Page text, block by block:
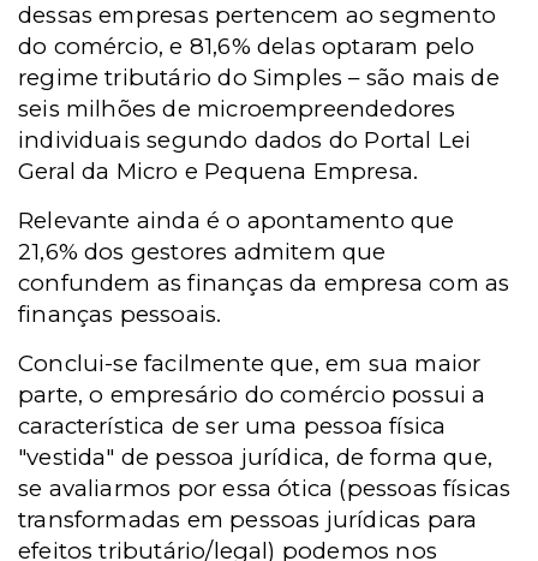
dessas empresas pertencem ao segmento
do comércio, e 81,6% delas optaram pelo
regime tributário do Simples – são mais de
seis milhões de microempreendedores
individuais segundo dados do Portal Lei
Geral da Micro e Pequena Empresa.
Relevante ainda é o apontamento que
21,6% dos gestores admitem que
confundem as finanças da empresa com as
finanças pessoais.
Conclui-se facilmente que, em sua maior
parte, o empresário do comércio possui a
característica de ser uma pessoa física
"vestida" de pessoa jurídica, de forma que,
se avaliarmos por essa ótica (pessoas físicas
transformadas em pessoas jurídicas para
efeitos tributário/legal) podemos nos